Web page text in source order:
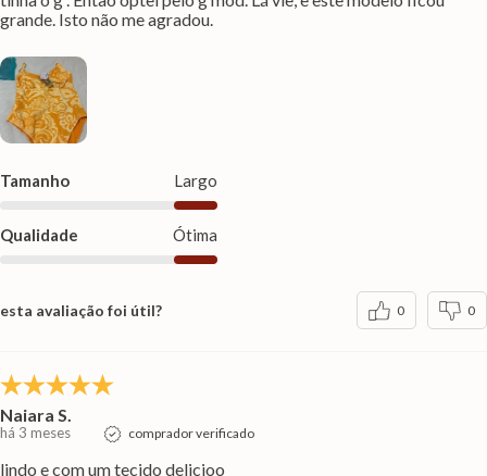
grande. Isto não me agradou.
Tamanho Largo
Qualidade Ótima
esta avaliação foi útil? 0 0
Naiara S.
há 3 meses comprador verificado
lindo e com um tecido delicioo